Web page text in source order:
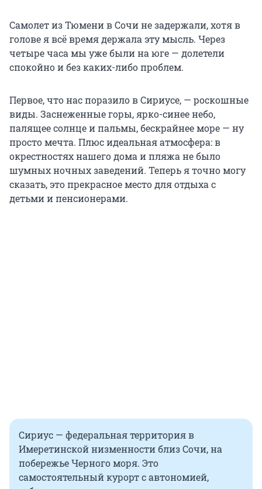
Самолет из Тюмени в Сочи не задержали, хотя в
голове я всё время держала эту мысль. Через
четыре часа мы уже были на юге — долетели
спокойно и без каких-либо проблем.
Первое, что нас поразило в Сириусе, — роскошные
виды. Заснеженные горы, ярко-синее небо,
палящее солнце и пальмы, бескрайнее море — ну
просто мечта. Плюс идеальная атмосфера: в
окрестностях нашего дома и пляжа не было
шумных ночных заведений. Теперь я точно могу
сказать, это прекрасное место для отдыха с
детьми и пенсионерами.
Сириус — федеральная территория в
Имеретинской низменности близ Сочи, на
побережье Черного моря. Это
самостоятельный курорт с автономией,